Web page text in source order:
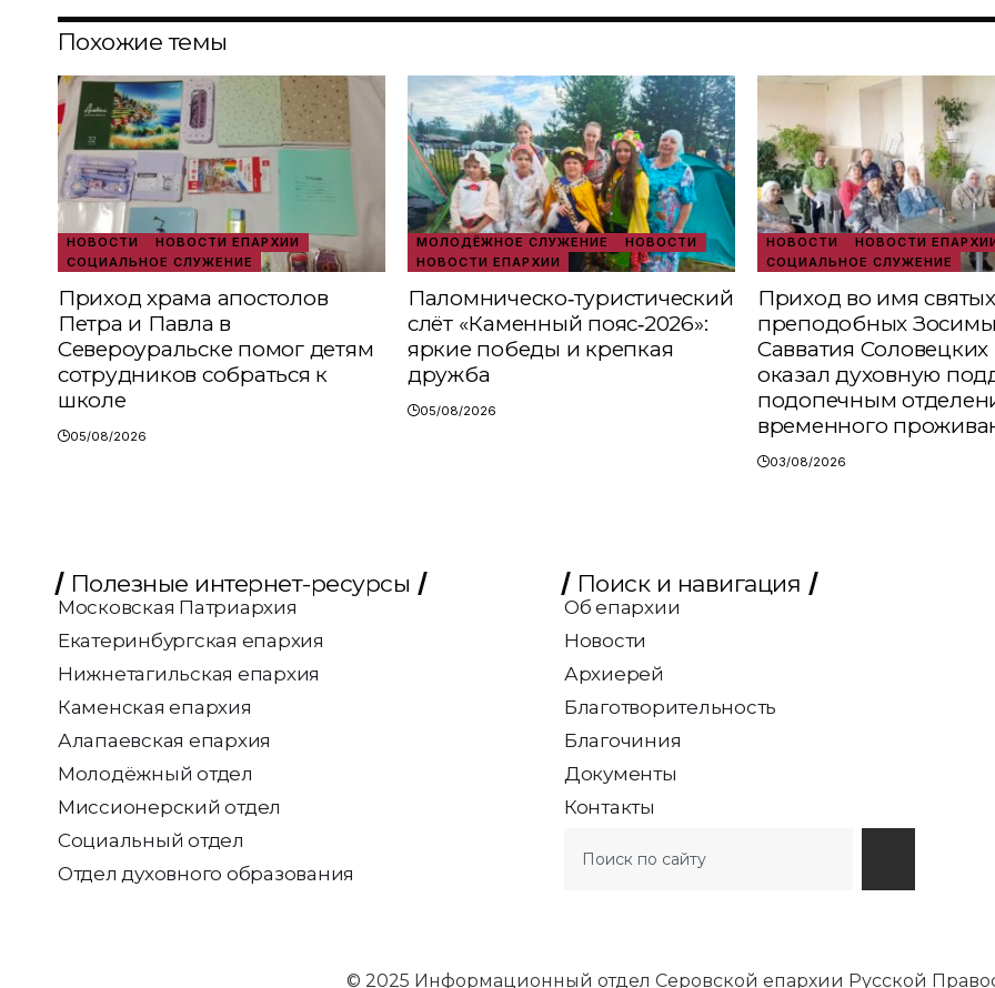
Похожие темы
НОВОСТИ
НОВОСТИ ЕПАРХИИ
СОЦИАЛЬНОЕ СЛУЖЕНИЕ
Приход храма апостолов
Петра и Павла в
Североуральске помог детям
сотрудников собраться к
школе
05/08/2026
МОЛОДЁЖНОЕ СЛУЖЕНИЕ
НОВОСТИ
НОВОСТИ ЕПАРХИИ
Паломническо‑туристический
слёт «Каменный пояс‑2026»:
яркие победы и крепкая
дружба
05/08/2026
НОВОСТИ
НОВОСТИ
СОЦИАЛЬНОЕ СЛУЖЕНИЕ
Приход во имя святых
преподобных
Савватия Соловецких
оказал духовную
подопечным
временного
03/08/2026
Полезные интернет-ресурсы
Московская Патриархия
Екатеринбургская епархия
Нижнетагильская епархия
Каменская епархия
Алапаевская епархия
Молодёжный отдел
Миссионерский отдел
Социальный отдел
Отдел духовного образования
Поиск и навигация
Об епархии
Новости
Архиерей
Благотворительность
Благочиния
Документы
Контакты
© 2025 Информационный отдел Серовской епархии Русской